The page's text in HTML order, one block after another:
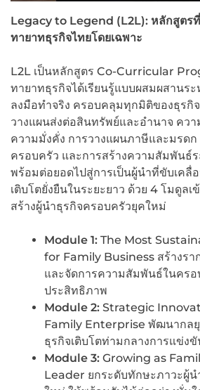
Legacy to Legend (L2L): หลักสูตร
ทายาทธุรกิจไทยโดยเฉพาะ
L2L เป็นหลักสูตร Co-Curricular
ทายาทธุรกิจได้เรียนรู้แบบผสมผสานร
ลงมือทำจริง ครอบคลุมทุกมิติของธุรกิ
วางแผนส่งต่อสินทรัพย์และอำนาจ ควา
ความมั่งคั่ง การวางแผนภาษีและมรดก
ครอบครัว และการสร้างความสัมพันธ์ร
พร้อมต่อยอดไปสู่การเป็นผู้นำที่ขับเคลื่
เติบโตยั่งยืนในระยะยาว ด้วย 4 โมดูล
สร้างผู้นำธุรกิจครอบครัวยุคใหม่
Module 1: The Most
for Family Business สร้างรา
และจัดการความสัมพันธ์ในครอ
ประสิทธิภาพ
Module 2: Strategic
Family Enterprise พัฒนากล
ธุรกิจเติบโตท่ามกลางการแข่ง
Module 3: Growing as
Leader ยกระดับทักษะภาวะผู้